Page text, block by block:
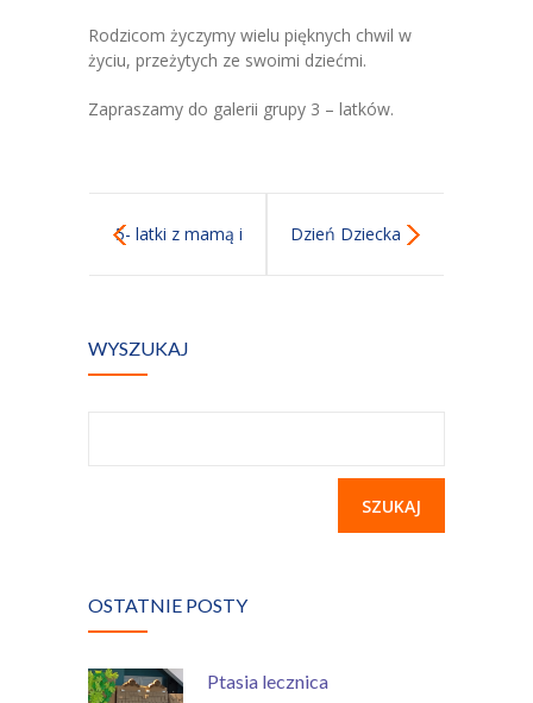
Rodzicom życzymy wielu pięknych chwil w
życiu, przeżytych ze swoimi dziećmi.
Zapraszamy do galerii grupy 3 – latków.
5- latki z mamą i Dzień Dziecka
WYSZUKAJ
OSTATNIE POSTY
Ptasia lecznica